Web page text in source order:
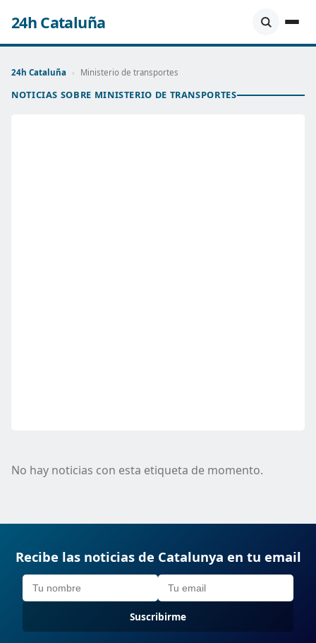
24h Cataluña
24h Cataluña › Ministerio de transportes
NOTICIAS SOBRE MINISTERIO DE TRANSPORTES
No hay noticias con esta etiqueta de momento.
Recibe las noticias de Catalunya en tu email
Suscribirme